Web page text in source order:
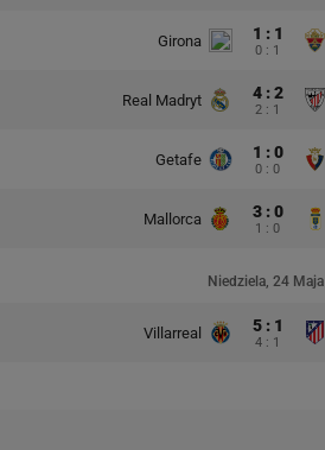
Girona 1 : 1
0 : 1
Real Madryt 4 : 2
2 : 1
Getafe 1 : 0
0 : 0
Mallorca 3 : 0
1 : 0
Niedziela, 24 Maja
Villarreal 5 : 1
4 : 1